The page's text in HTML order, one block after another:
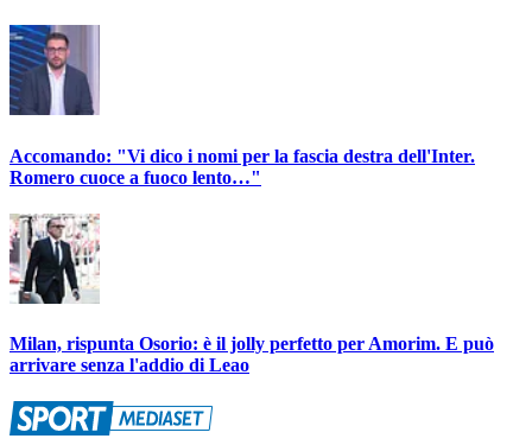
Accomando: "Vi dico i nomi per la fascia destra dell'Inter.
Romero cuoce a fuoco lento…"
Milan, rispunta Osorio: è il jolly perfetto per Amorim. E può
arrivare senza l'addio di Leao